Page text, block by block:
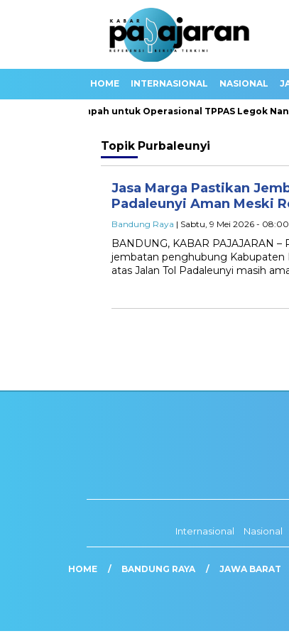
HOME INTERNASIONAL NASIONAL
100 Truk Sampah untuk Operasional TPPAS Legok
Topik Purbaleunyi
Jasa Marga Pastikan
Padaleunyi Aman Meski
Bandung Raya | Sabtu, 9 Mei 2026 -
BANDUNG, KABAR PAJAJARAN
jembatan penghubung Kabupaten
atas Jalan Tol Padaleunyi masih
Internasional
Nasional
HOME BANDUNG RAYA JAWA BARAT